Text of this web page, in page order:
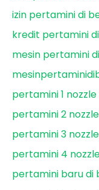
izin pertamini di
kredit pertamini
mesin pertamini
pertamini 1
pertamini 2
pertamini 3
pertamini 4
pertamini baru di